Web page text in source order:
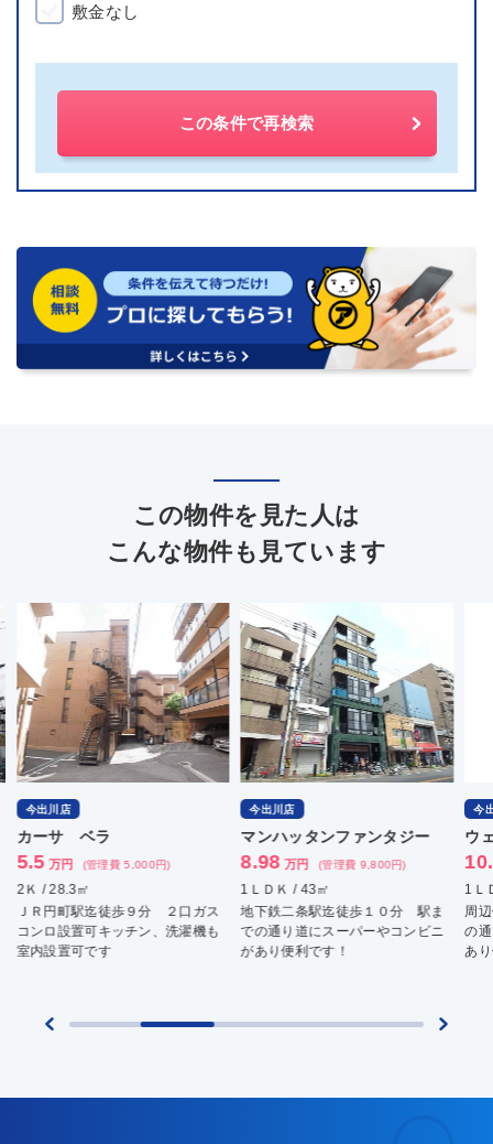
敷金なし
この条件で再検索
この物件を見た人は
こんな物件も見ています
口ガス
濯機も
マンハッタンファンタジー
8.98 万円 (管理費 9,800円)
1ＬＤＫ / 43㎡
地下鉄二条駅迄徒歩１０分 駅ま
での通り道にスーパーやコンビニ
があり便利です！
ウェルスクエア千本下長者
10.3 万円 (管理費 6,000円)
1ＬＤＫ / 34.97㎡
周辺便利！ネット無料！ 駅ま
の通り道にスーパーやコンビニ
あり便利です！